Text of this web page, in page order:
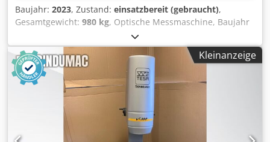
Baujahr: 2023, Zustand: einsatzbereit (gebraucht),
Gesamtgewicht: 980 kg, Optische Messmaschine, Baujahr
2023. Diese VISCOM S3016 verfügt über eine maximale
Leiterplattenabmessung von bis zu 430 mm x 610 mm und
ist mit einer unterbrechungsfreien Stromversorgung
ausgestattet. Sie ist mit 4 orthogonalen Kameras
ausgestattet und bietet hochauflösende Prüfmöglichkeiten.
Wenn Sie auf der Suche nach hochwertigen
Inspektionsmöglichkeiten sind, sollten Sie die von uns zum
Verkauf angebotene optische Messmaschine VISCOM
S3016 in Betracht ziehen. Kontaktieren Sie uns für weitere
Kleinanzeige